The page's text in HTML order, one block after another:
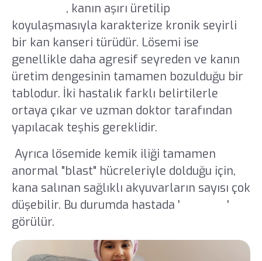
, kanın aşırı üretilip
koyulaşmasıyla karakterize kronik seyirli
bir kan kanseri türüdür. Lösemi ise
genellikle daha agresif seyreden ve kanın
üretim dengesinin tamamen bozulduğu bir
tablodur. İki hastalık farklı belirtilerle
ortaya çıkar ve uzman doktor tarafından
yapılacak teşhis gereklidir.
Ayrıca lösemide kemik iliği tamamen
anormal "blast" hücreleriyle dolduğu için,
kana salınan sağlıklı akyuvarların sayısı çok
düşebilir. Bu durumda hastada '
'
görülür.